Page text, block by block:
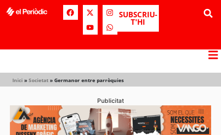
SUBSCRIU-
T'HI
Inici » Societat » Germanor entre parròquies
Publicitat